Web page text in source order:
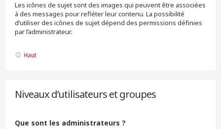
Les icônes de sujet sont des images qui peuvent être associées
à des messages pour refléter leur contenu. La possibilité
d’utiliser des icônes de sujet dépend des permissions définies
par l’administrateur.
Haut
Niveaux d’utilisateurs et groupes
Que sont les administrateurs ?